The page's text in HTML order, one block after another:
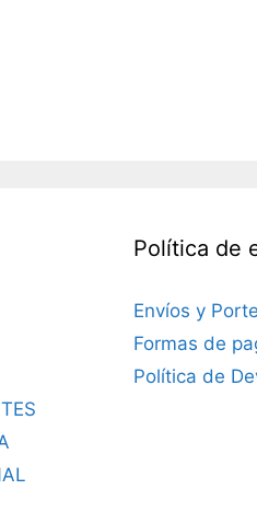
Política de
Envíos y
Formas de
Política de